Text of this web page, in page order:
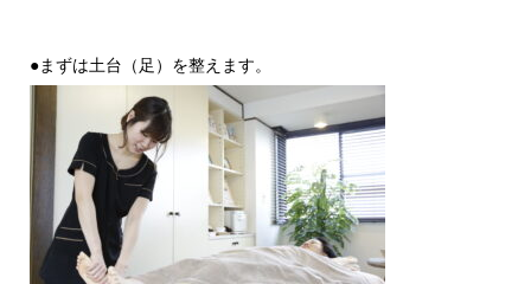
●まずは土台（足）を整えます。